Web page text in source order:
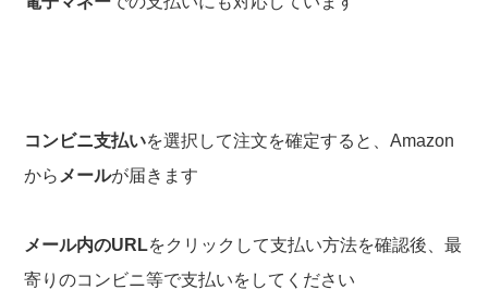
コンビニ支払いを選択して注文を確定すると、Amazon
から メールが届きます
メール内のURLをクリックして支払い方法を確認後、最
寄りのコンビニ等で支払いをしてください